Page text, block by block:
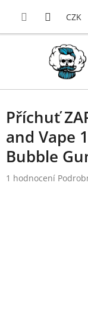
CZK
Příchuť
and Vape
Bubble
Průměrné
1 hodnocení